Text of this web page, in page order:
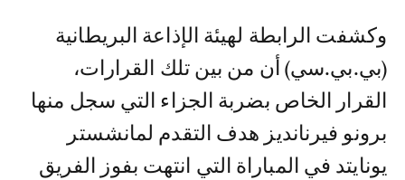
وكشفت الرابطة لهيئة الإذاعة البريطانية
(بي.بي.سي) أن من بين تلك القرارات،
القرار الخاص بضربة الجزاء التي سجل منها
برونو فيرنانديز هدف التقدم لمانشستر
يونايتد في المباراة التي انتهت بفوز الفريق